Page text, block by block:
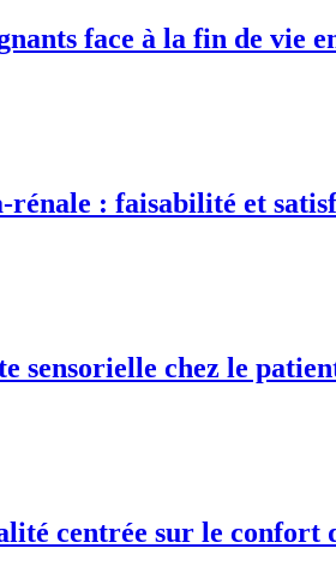
face à la fin de vie
: faisabilité et
sensorielle chez le
centrée sur le